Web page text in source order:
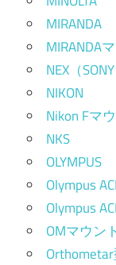
MIRANDA
MIRANDA
NEX（
NIKON
Nikon Fマ
NKS
OLYMPUS
Olympus
Olympus
OMマウント